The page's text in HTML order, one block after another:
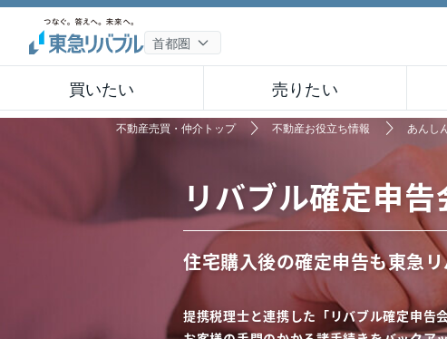
買いたい 売りたい
不動産売買・仲介トップ 不動産お役立ち情報 あんし
リバブル確定申告
住宅購入後の確定申告も東急
提携税理士と連携した「リバブル確定申告